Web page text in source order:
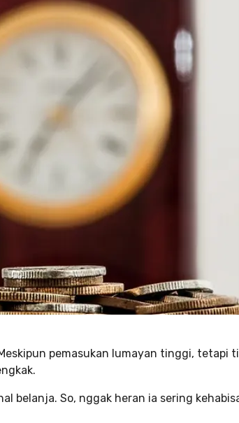
pemasukan lumayan tinggi, tetapi
belanja. So, nggak heran ia sering